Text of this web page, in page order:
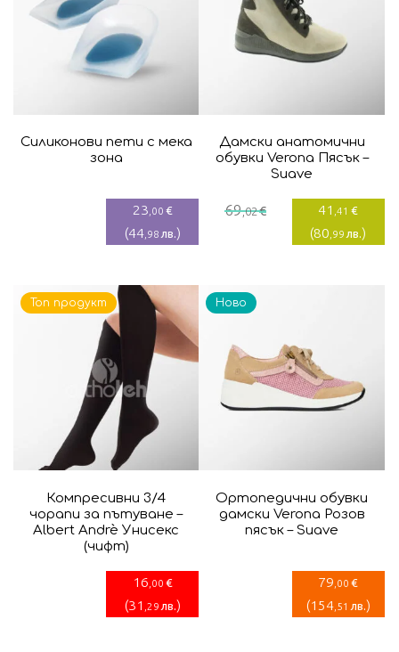
Силиконови пети с мека
зона
23 ,00 €
(44,98 лв.)
Дамски анатомични
обувки Verona Пясък –
Suave
69,02€
Original
price
41 ,41 €
(80 ,99 лв.)
Текущата
цена
Компресивни 3/4
чорапи за пътуване –
Albert Andrè Унисекс
(чифт)
16 ,00 €
(31 ,29 лв.)
Топ продукт
Ортопедични обувки
дамски Verona Розов
пясък – Suave
79 ,00 €
(154,51 лв.)
Ново